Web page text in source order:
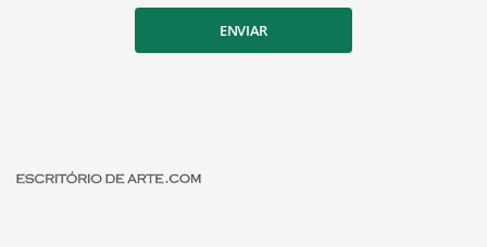
ENVIAR